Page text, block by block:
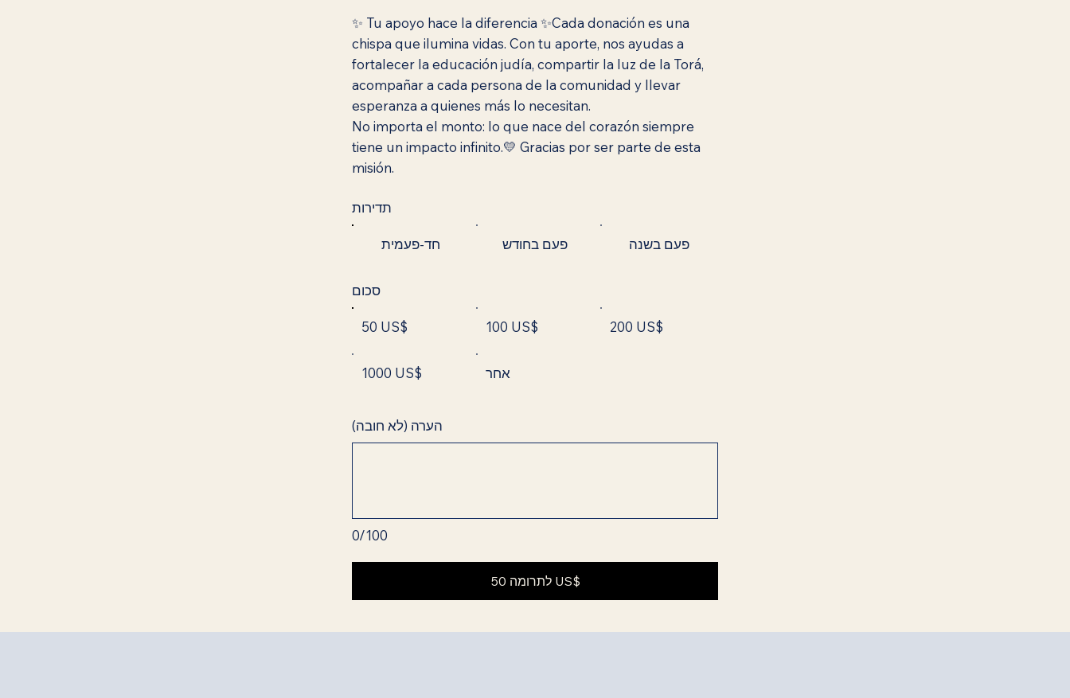
✨ Tu apoyo hace la diferencia ✨Cada donación es una
chispa que ilumina vidas. Con tu aporte, nos ayudas a
fortalecer la educación judía, compartir la luz de la Torá,
acompañar a cada persona de la comunidad y llevar
esperanza a quienes más lo necesitan.
No importa el monto: lo que nace del corazón siempre
tiene un impacto infinito.💛 Gracias por ser parte de esta
misión.
תדירות
חד-פעמית פעם בחודש פעם בשנה
סכום
50 US$ 100 US$ 200 US$
1000 US$ אחר
0/100
הערה (לא חובה)
לתרומה 50 US$